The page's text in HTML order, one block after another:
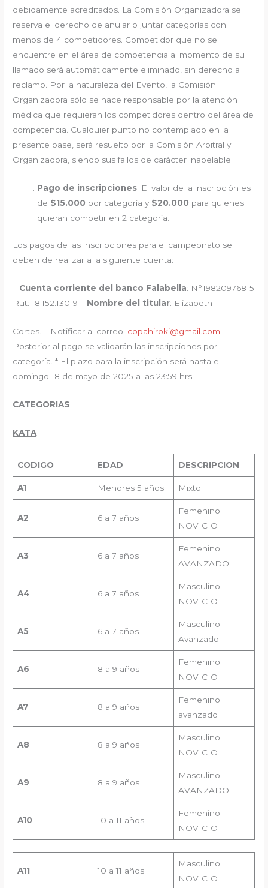
debidamente acreditados. La Comisión Organizadora se
reserva el derecho de anular o juntar categorías con
menos de 4 competidores. Competidor que no se
encuentre en el área de competencia al momento de su
llamado será automáticamente eliminado, sin derecho a
reclamo. Por la naturaleza del Evento, la Comisión
Organizadora sólo se hace responsable por la atención
médica que requieran los competidores dentro del área de
competencia. Cualquier punto no contemplado en la
presente base, será resuelto por la Comisión Arbitral y
Organizadora, siendo sus fallos de carácter inapelable.
Pago de inscripciones: El valor de la inscripción es
de $15.000 por categoría y $20.000 para quienes
quieran competir en 2 categoría.
Los pagos de las inscripciones para el campeonato se
deben de realizar a la siguiente cuenta:
– Cuenta corriente del banco Falabella: N°19820976815
Rut: 18.152.130-9 – Nombre del titular: Elizabeth
Cortes. – Notificar al correo: copahiroki@gmail.com
Posterior al pago se validarán las inscripciones por
categoría. * El plazo para la inscripción será hasta el
domingo 18 de mayo de 2025 a las 23:59 hrs.
CATEGORIAS
KATA
CODIGO EDAD DESCRIPCION
A1 Menores 5 años Mixto
A2 6 a 7 años
Femenino
NOVICIO
A3 6 a 7 años
Femenino
AVANZADO
A4 6 a 7 años
Masculino
NOVICIO
A5 6 a 7 años
Masculino
Avanzado
A6 8 a 9 años
Femenino
NOVICIO
A7 8 a 9 años
Femenino
avanzado
A8 8 a 9 años
Masculino
NOVICIO
A9 8 a 9 años
Masculino
AVANZADO
A10 10 a 11 años
Femenino
NOVICIO
A11 10 a 11 años
Masculino
NOVICIO